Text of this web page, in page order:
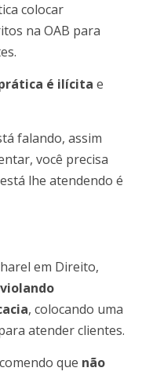
colocar
na OAB para
é ilícita e
falando, assim
você precisa
lhe atendendo é
em Direito,
violando
, colocando uma
atender clientes.
que não